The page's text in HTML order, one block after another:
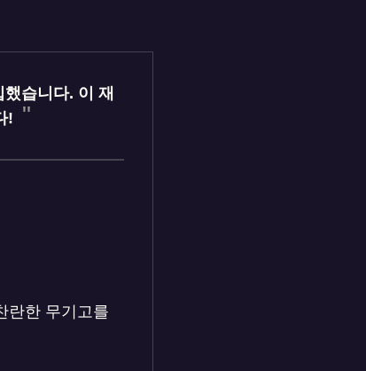
습니다. 이 재
!
란한 무기고를